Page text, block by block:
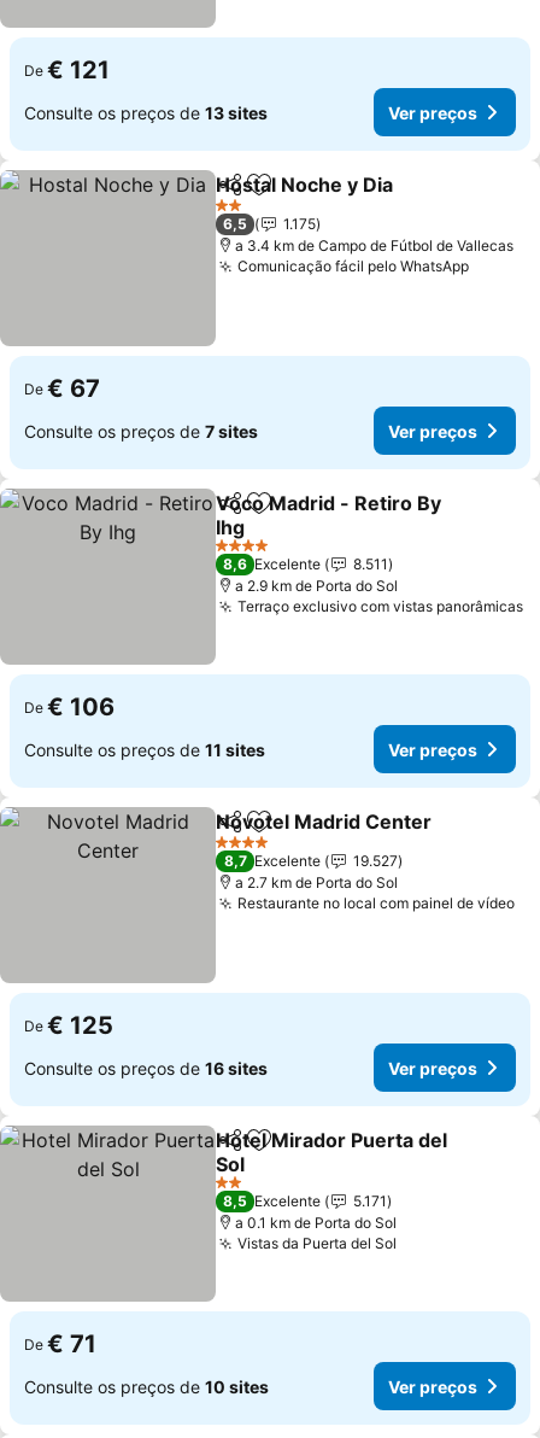
De € 121
Consulte os preços de 13 sites Ver preços
PartilharAdicionar aos favoritos
Hostal Noche y Dia
2 Estrelas
6,5
1.175
a 3.4 km de Campo de Fútbol de Vallecas
Comunicação fácil pelo WhatsAppVer
De € 67
Consulte os preços de 7 sites Ver preços
PartilharAdicionar aos favoritos
Voco Madrid - Retiro By
Ihg
Ver preços
4 Estrelas
8,6 Excelente
8.511
a 2.9 km de Porta do Sol
Terraço exclusivo com vistas panorâmicas
De € 106
Consulte os preços de 11 sites Ver preços
PartilharAdicionar aos favoritos
Novotel Madrid Center
4 Estrelas
8,7 Excelente
19.527
a 2.7 km de Porta do Sol
Restaurante no local com painel de vídeo
De € 125
Consulte os preços de 16 sites Ver preços
PartilharAdicionar aos favoritos
Hotel Mirador Puerta del
Sol
Ver preços
2 Estrelas
8,5 Excelente
5.171
a 0.1 km de Porta do Sol
Vistas da Puerta del Sol
De € 71
Consulte os preços de 10 sites Ver preços